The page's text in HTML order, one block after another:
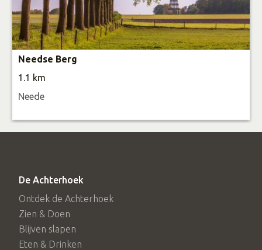
Needse Berg
1.1 km
Neede
De Achterhoek
Ontdek de Achterhoek
Zien & Doen
Blijven slapen
Eten & Drinken